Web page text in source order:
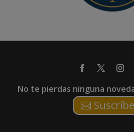
No te pierdas ninguna